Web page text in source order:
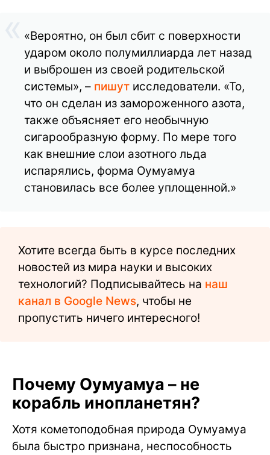
«Вероятно, он был сбит с поверхности
ударом около полумиллиарда лет назад
и выброшен из своей родительской
системы», – пишут исследователи. «То,
что он сделан из замороженного азота,
также объясняет его необычную
сигарообразную форму. По мере того
как внешние слои азотного льда
испарялись, форма Оумуамуа
становилась все более уплощенной.»
Хотите всегда быть в курсе последних
новостей из мира науки и высоких
технологий? Подписывайтесь на наш
канал в Google News, чтобы не
пропустить ничего интересного!
Почему Оумуамуа – не
корабль инопланетян?
Хотя кометоподобная природа Оумуамуа
была быстро признана, неспособность